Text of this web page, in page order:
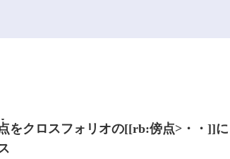
をクロスフォリオの[[rb:傍点>・・]]に